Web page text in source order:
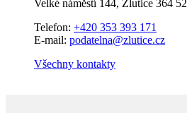
Velké náměstí 144, Žlutice 364 52
Telefon: +420 353 393 171
E-mail: podatelna@zlutice.cz
Všechny kontakty